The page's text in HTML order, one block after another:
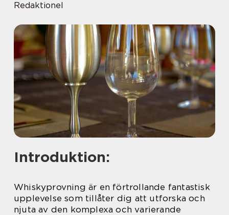
Redaktionel
Introduktion:
Whiskyprovning är en förtrollande fantastisk
upplevelse som tillåter dig att utforska och
njuta av den komplexa och varierande